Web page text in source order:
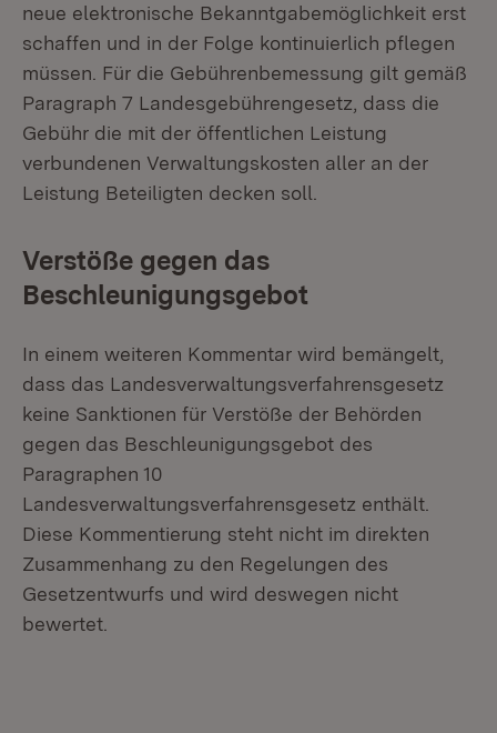
neue elektronische Bekanntgabemöglichkeit erst
schaffen und in der Folge kontinuierlich pflegen
müssen. Für die Gebührenbemessung gilt gemäß
Paragraph 7 Landesgebührengesetz, dass die
Gebühr die mit der öffentlichen Leistung
verbundenen Verwaltungskosten aller an der
Leistung Beteiligten decken soll.
Verstöße gegen das
Beschleunigungsgebot
In einem weiteren Kommentar wird bemängelt,
dass das Landesverwaltungsverfahrensgesetz
keine Sanktionen für Verstöße der Behörden
gegen das Beschleunigungsgebot des
Paragraphen 10
Landesverwaltungsverfahrensgesetz enthält.
Diese Kommentierung steht nicht im direkten
Zusammenhang zu den Regelungen des
Gesetzentwurfs und wird deswegen nicht
bewertet.